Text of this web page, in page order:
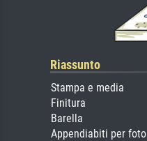
Riassunto
Stampa e media
Finitura
Barella
Appendiabiti per foto